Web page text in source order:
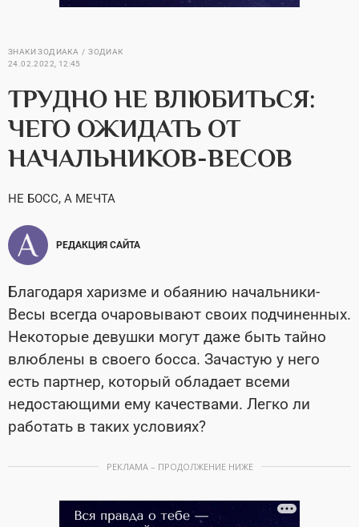
ЗНАКИ ЗОДИАКА
ЗОДИАК
24.02.2022, 12:45
ТРУДНО НЕ ВЛЮБИТЬСЯ:
ЧЕГО ОЖИДАТЬ ОТ
НАЧАЛЬНИКОВ-ВЕСОВ
НЕ БОСС, А МЕЧТА
РЕДАКЦИЯ САЙТА
Благодаря харизме и обаянию начальники-
Весы всегда очаровывают своих подчиненных.
Некоторые девушки могут даже быть тайно
влюблены в своего босса. Зачастую у него
есть партнер, который обладает всеми
недостающими ему качествами. Легко ли
работать в таких условиях?
РЕКЛАМА – ПРОДОЛЖЕНИЕ НИЖЕ